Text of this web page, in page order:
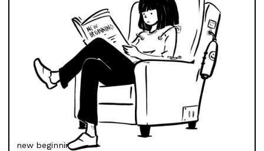
new beginnings